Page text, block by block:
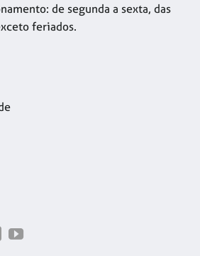
de segunda a sexta, das
feriados.